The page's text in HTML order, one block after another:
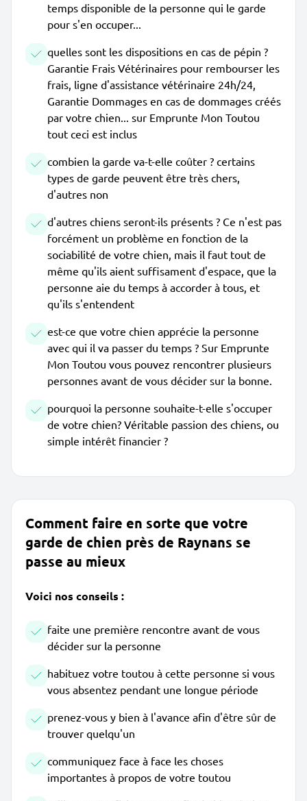
temps disponible de la personne qui le garde
pour s'en occuper...
quelles sont les dispositions en cas de pépin ?
Garantie Frais Vétérinaires pour rembourser les
frais, ligne d'assistance vétérinaire 24h/24,
Garantie Dommages en cas de dommages créés
par votre chien... sur Emprunte Mon Toutou
tout ceci est inclus
combien la garde va-t-elle coûter ? certains
types de garde peuvent être très chers,
d'autres non
d'autres chiens seront-ils présents ? Ce n'est pas
forcément un problème en fonction de la
sociabilité de votre chien, mais il faut tout de
même qu'ils aient suffisament d'espace, que la
personne aie du temps à accorder à tous, et
qu'ils s'entendent
est-ce que votre chien apprécie la personne
avec qui il va passer du temps ? Sur Emprunte
Mon Toutou vous pouvez rencontrer plusieurs
personnes avant de vous décider sur la bonne.
pourquoi la personne souhaite-t-elle s'occuper
de votre chien? Véritable passion des chiens, ou
simple intérêt financier ?
Comment faire en sorte que votre
garde de chien près de Raynans se
passe au mieux
Voici nos conseils :
faite une première rencontre avant de vous
décider sur la personne
habituez votre toutou à cette personne si vous
vous absentez pendant une longue période
prenez-vous y bien à l'avance afin d'être sûr de
trouver quelqu'un
communiquez face à face les choses
importantes à propos de votre toutou